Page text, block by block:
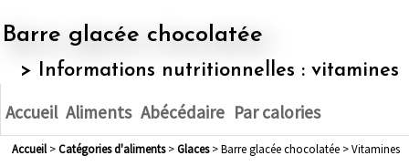
Barre glacée chocolatée
> Informations nutritionnelles : vitamines
Accueil Aliments Abécédaire Par calories
Accueil> Catégories d'aliments> glaces> Barre glacée chocolatée > Vitamines